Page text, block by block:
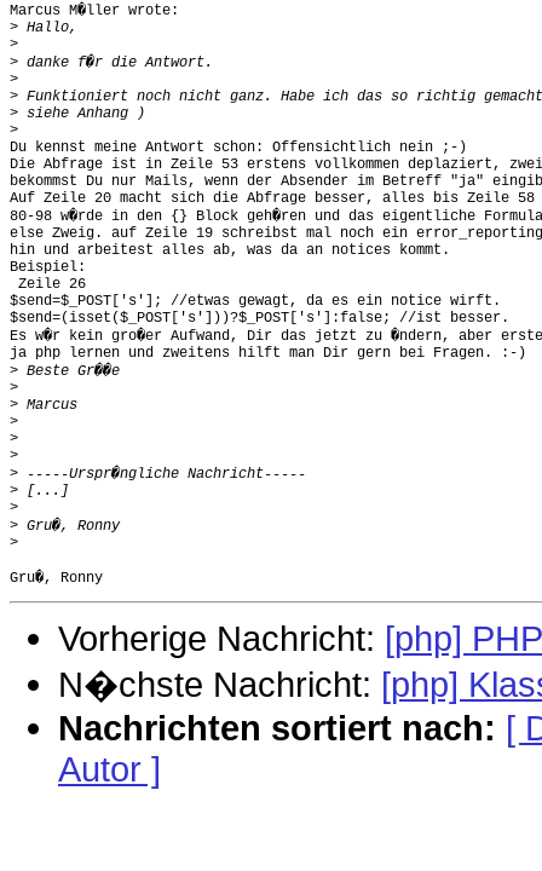
Marcus M�ller wrote:
>
>
>
>
>
>
>
Du kennst meine Antwort schon: Offensichtlich nein ;-)
Die Abfrage ist in Zeile 53 erstens vollkommen deplaziert,
bekommst Du nur Mails, wenn der Absender im Betreff "ja"
Auf Zeile 20 macht sich die Abfrage besser, alles bis Zeile 58
80-98 w�rde in den {} Block geh�ren und das eigentliche
else Zweig. auf Zeile 19 schreibst mal noch ein
hin und arbeitest alles ab, was da an notices kommt.
Beispiel:
Zeile 26
$send=$_POST['s']; //etwas gewagt, da es ein notice wirft.
$send=(isset($_POST['s']))?$_POST['s']:false; //ist besser.
Es w�r kein gro�er Aufwand, Dir das jetzt zu �ndern, aber
ja php lernen und zweitens hilft man Dir gern bei Fragen. :-)
>
>
>
>
>
>
>
>
>
>
>
Vorherige Nachricht: [php]
N�chste Nachricht: [php]
Nachrichten sortiert nach: [
Autor ]